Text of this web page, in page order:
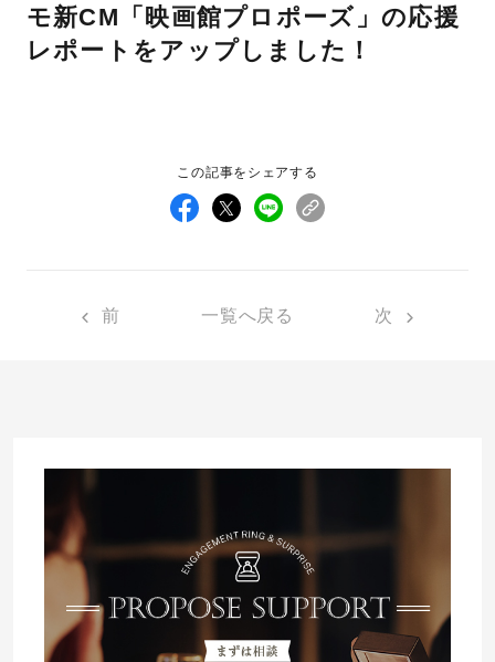
モ新CM「映画館プロポーズ」の応援
レポートをアップしました！
この記事をシェアする
前 一覧へ戻る 次
プロポーズサポートの流れ
プロポーズアイテム
®
プロポーズシチュエーション診断
婚約指輪マッチング診断
ダイヤモンドの品質とは？
プロポーズの方法
タイミング I-PRIMO公式サイト